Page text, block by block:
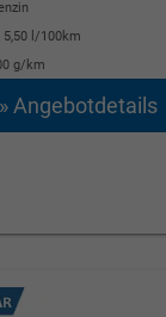
5,50 l/100km
g/km
» Angebotdetails